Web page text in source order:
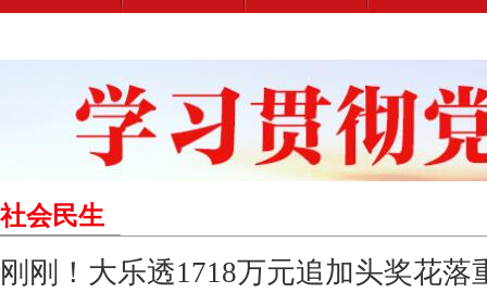
社会民生
刚刚！大乐透1718万元追加头奖花落